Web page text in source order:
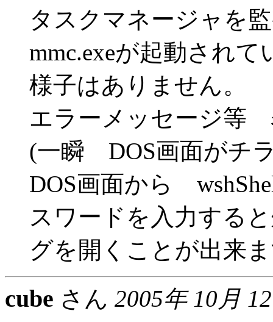
タスクマネージャを
mmc.exeが起動されて
様子はありません。
エラーメッセージ等
(一瞬 DOS画面がチ
DOS画面から
スワードを入力する
グを開くことが出来
cube さん 2005年 10月